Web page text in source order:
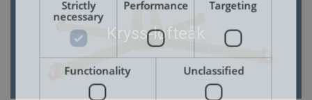
Kryss-løfteåk
Strictly
necessary
Performance Targeting
Functionality Unclassified